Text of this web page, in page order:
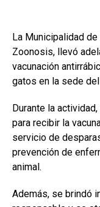
La Municipalidad
Zoonosis, llevó
vacunación
gatos en la sede del
Durante la
para recibir la
servicio de
prevención de
animal.
Además, se brindó